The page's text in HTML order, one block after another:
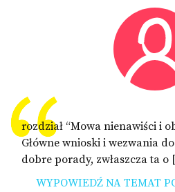
rozdział “Mowa nienawiści i
Główne wnioski i wezwania
dobre porady, zwłaszcza ta o
WYPOWIEDŹ NA TEMAT